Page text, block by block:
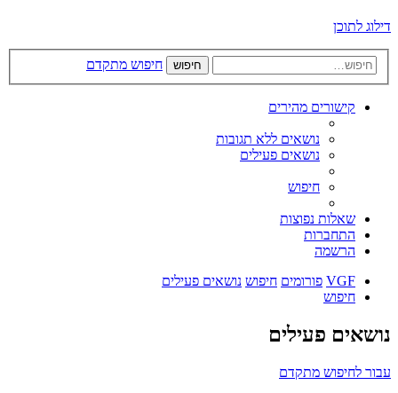
דילוג לתוכן
חיפוש חיפוש מתקדם
קישורים מהירים
נושאים ללא תגובות
נושאים פעילים
חיפוש
שאלות נפוצות
התחברות
הרשמה
VGF פורומים חיפוש נושאים פעילים
חיפוש
נושאים פעילים
עבור לחיפוש מתקדם